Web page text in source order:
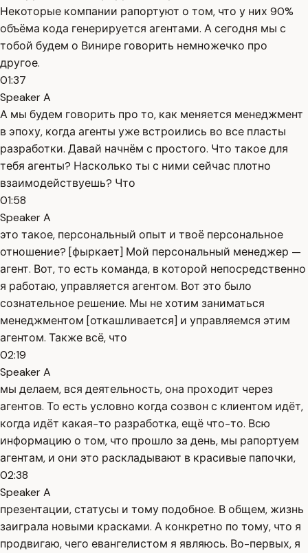
Некоторые компании рапортуют о том, что у них 90%
объёма кода генерируется агентами. А сегодня мы с
тобой будем о Винире говорить немножечко про
другое.
01:37
Speaker A
А мы будем говорить про то, как меняется менеджмент
в эпоху, когда агенты уже встроились во все пласты
разработки. Давай начнём с простого. Что такое для
тебя агенты? Насколько ты с ними сейчас плотно
взаимодействуешь? Что
01:58
Speaker A
это такое, персональный опыт и твоё персональное
отношение? [фыркает] Мой персональный менеджер —
агент. Вот, то есть команда, в которой непосредственно
я работаю, управляется агентом. Вот это было
сознательное решение. Мы не хотим заниматься
менеджментом [откашливается] и управляемся этим
агентом. Также всё, что
02:19
Speaker A
мы делаем, вся деятельность, она проходит через
агентов. То есть условно когда созвон с клиентом идёт,
когда идёт какая-то разработка, ещё что-то. Всю
информацию о том, что прошло за день, мы рапортуем
агентам, и они это раскладывают в красивые папочки,
02:38
Speaker A
презентации, статусы и тому подобное. В общем, жизнь
заиграла новыми красками. А конкретно по тому, что я
продвигаю, чего евангелистом я являюсь. Во-первых, я